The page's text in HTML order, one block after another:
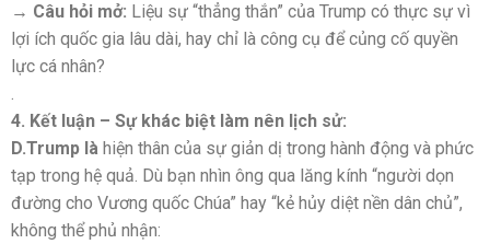
→ Câu hỏi mở: Liệu sự “thẳng thắn” của Trump có thực sự vì
lợi ích quốc gia lâu dài, hay chỉ là công cụ để củng cố quyền
lực cá nhân?
.
4. Kết luận – Sự khác biệt làm nên lịch sử:
D.Trump là hiện thân của sự giản dị trong hành động và phức
tạp trong hệ quả. Dù bạn nhìn ông qua lăng kính “người dọn
đường cho Vương quốc Chúa” hay “kẻ hủy diệt nền dân chủ”,
không thể phủ nhận: